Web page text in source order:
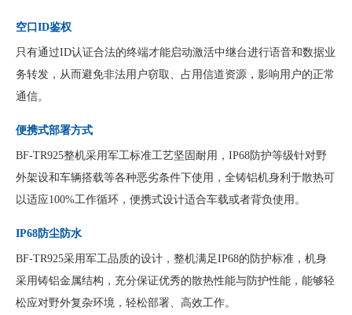
空口ID鉴权
只有通过ID认证合法的终端才能启动激活中继台进行语音和数据业
务转发，从而避免非法用户窃取、占用信道资源，影响用户的正常
通信。
便携式部署方式
BF-TR925整机采用军工标准工艺坚固耐用，IP68防护等级针对野
外架设和车辆搭载等各种恶劣条件下使用，全铸铝机身利于散热可
以适应100%工作循环，便携式设计适合车载或者背负使用。
IP68防尘防水
BF-TR925采用军工品质的设计，整机满足IP68的防护标准，机身
采用铸铝金属结构，充分保证优秀的散热性能与防护性能，能够轻
松应对野外复杂环境，轻松部署、高效工作。